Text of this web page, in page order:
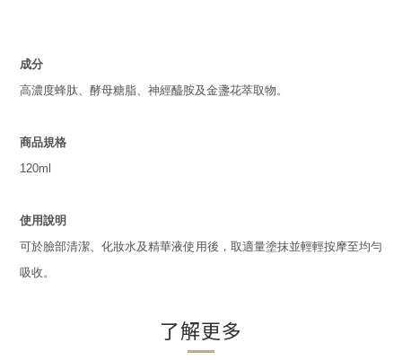
成分
高濃度蜂肽、酵母糖脂、神經醯胺及金盞花萃取物。
商品規格
120ml
使用說明
可於臉部清潔、化妝水及精華液使用後，取適量塗抹並輕輕按摩至均勻
吸收。
了解更多